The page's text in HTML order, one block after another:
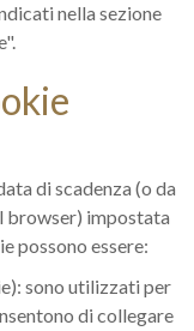
nella sezione
di scadenza (o da
browser) impostata
possono essere:
sono utilizzati per
di collegare